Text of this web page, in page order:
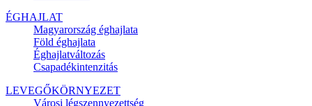
ÉGHAJLAT
Magyarország éghajlata
Föld éghajlata
Éghajlatváltozás
Csapadékintenzitás
LEVEGŐKÖRNYEZET
Városi légszennyezettség